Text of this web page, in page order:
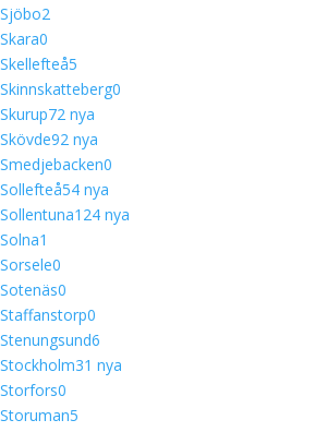
Sjöbo2
Skara0
Skellefteå5
Skinnskatteberg0
Skurup72 nya
Skövde92 nya
Smedjebacken0
Sollefteå54 nya
Sollentuna124 nya
Solna1
Sorsele0
Sotenäs0
Staffanstorp0
Stenungsund6
Stockholm31 nya
Storfors0
Storuman5